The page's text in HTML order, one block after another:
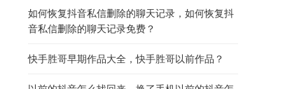
如何恢复抖音私信删除的聊天记录，如何恢复抖
音私信删除的聊天记录免费？
快手胜哥早期作品大全，快手胜哥以前作品？